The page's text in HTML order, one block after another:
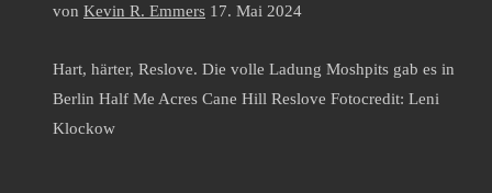
von Kevin R. Emmers 17. Mai 2024
Hart, härter, Reslove. Die volle Ladung Moshpits gab es in
Berlin Half Me Acres Cane Hill Reslove Fotocredit: Leni
Klockow